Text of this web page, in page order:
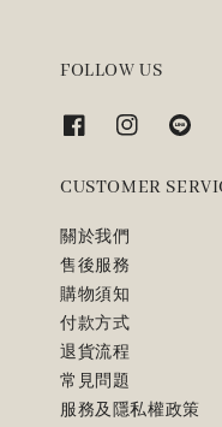
FOLLOW US
CUSTOMER
關於我們
售後服務
購物須知
付款方式
退貨流程
常見問題
服務及隱私權政策